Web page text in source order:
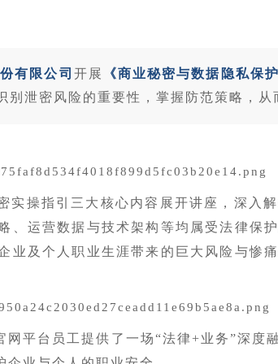
有限公司 开展 《商业秘密与数据隐私保
泄密风险的重要性，掌握防范策略，从
操指引三大核心内容展开讲座，深入
运营数据与技术架构等均属受法律保
及个人职业生涯带来的巨大风险与惨
平台员工提供了一场“法律+业务”深度